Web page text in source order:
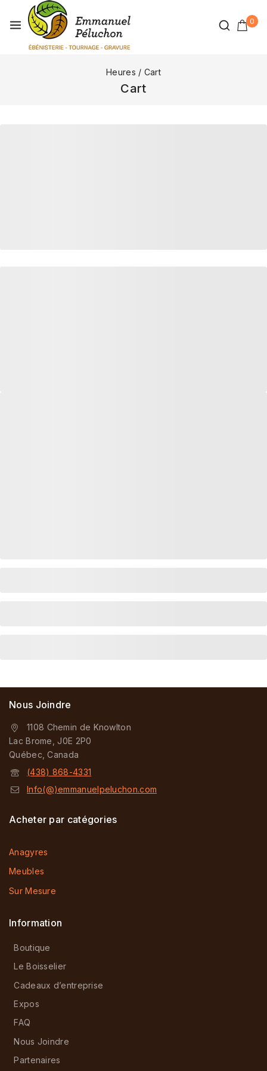
0
Heures / Cart
Cart
Nous Joindre
1108 Chemin de Knowlton
Lac Brome, J0E 2P0
Québec, Canada
(438) 868-4331
Info(@)emmanuelpeluchon.com
Acheter par catégories
Anagyres
Meubles
Sur Mesure
Information
Boutique
Le Boisselier
Cadeaux d’entreprise
Expos
FAQ
Nous Joindre
Partenaires